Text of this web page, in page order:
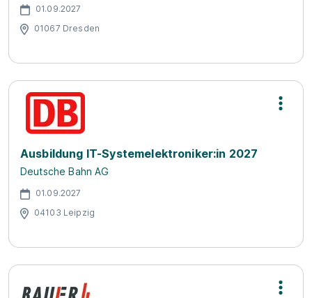
01.09.2027
01067 Dresden
Ausbildung IT-Systemelektroniker:in 2027
Deutsche Bahn AG
01.09.2027
04103 Leipzig